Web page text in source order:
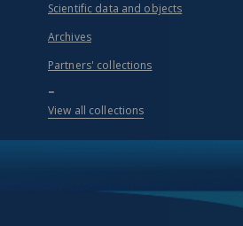
Scientific data and objects
Archives
Partners' collections
...
View all collections